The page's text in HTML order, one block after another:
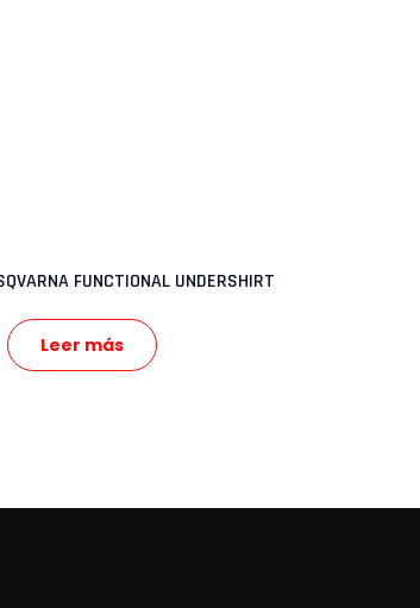
FUNCTIONAL UNDERSHIRT
Leer más